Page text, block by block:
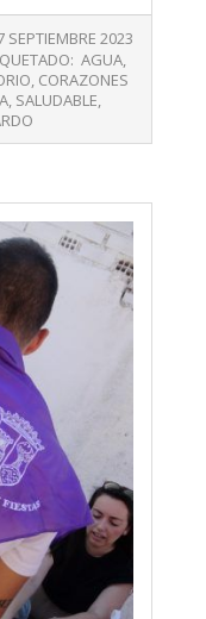
SEPTIEMBRE 2023
AGUA,
, CORAZONES
, SALUDABLE,